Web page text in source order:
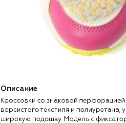
Описание
Кроссовки со знаковой перфорацией
ворсистого текстиля и полиуретана,
широкую подошву. Модель с